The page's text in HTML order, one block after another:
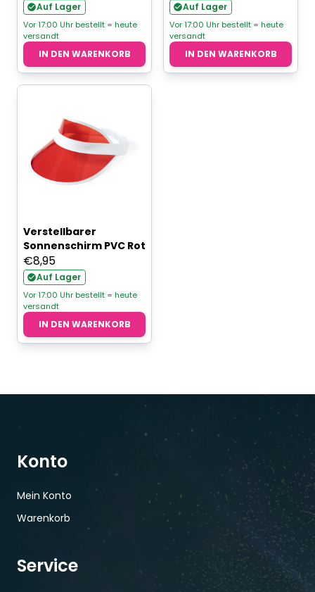
Auf Lager
Vor 17:00 Uhr bestellt = heute
versandt
IN DEN WARENKORB
Auf Lager
Vor 17:00 Uhr bestellt = heute
versandt
IN DEN WARENKORB
Verstellbarer
Sonnenschirm PVC Rot
€8,95
Auf Lager
Vor 17:00 Uhr bestellt = heute
versandt
IN DEN WARENKORB
Konto
Mein Konto
Warenkorb
Service